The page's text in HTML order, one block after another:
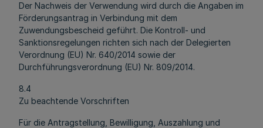
Der Nachweis der Verwendung wird durch die Angaben im
Förderungsantrag in Verbindung mit dem
Zuwendungsbescheid geführt. Die Kontroll- und
Sanktionsregelungen richten sich nach der Delegierten
Verordnung (EU) Nr. 640/2014 sowie der
Durchführungsverordnung (EU) Nr. 809/2014.
8.4
Zu beachtende Vorschriften
Für die Antragstellung, Bewilligung, Auszahlung und